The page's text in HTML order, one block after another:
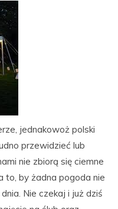
jednakowoż polski
przewidzieć lub
nie zbiorą się ciemne
to, by żadna pogoda nie
Nie czekaj i już dziś